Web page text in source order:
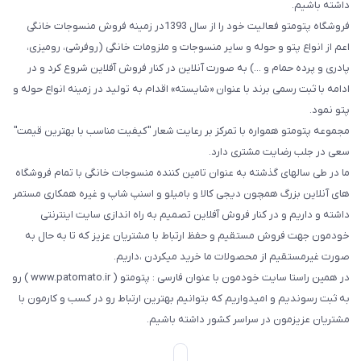
داشته باشیم.
فروشگاه پتومتو فعالیت خود را از سال 1393در زمینه فروش منسوجات خانگی
اعم از انواع پتو و حوله و سایر منسوجات و ملزومات خانگی (روفرشی، رومیزی،
پادری و پرده حمام و ...) به صورت آنلاین در کنار فروش آفلاین شروع کرد و در
ادامه با ثبت رسمی برند با عنوان «شایسته» اقدام به تولید در زمینه انواع حوله و
پتو نمود.
مجموعه پتومتو همواره با تمرکز بر رعایت شعار "کیفیت مناسب با بهترین قیمت"
سعی در جلب رضایت مشتری دارد.
ما در طی سالهای گذشته به عنوان تامین کننده منسوجات خانگی با تمام فروشگاه
های آنلاین بزرگ همچون دیجی کالا و بامیلو و اسنپ شاپ و غیره همکاری مستمر
داشته و داریم و در کنار فروش آفلاین تصمیم به راه اندازی سایت اینترنتی
خودمون جهت فروش مستقیم و حفظ ارتباط با مشتریان عزیز که تا به حال به
صورت غیرمستقیم از محصولات ما خرید میکردن ،داریم.
در همین راستا سایت خودمون با عنوان فارسی : پتومتو ( www.patomato.ir ) رو
به ثبت رسوندیم و امیدواریم که بتوانیم بهترین ارتباط رو در کسب و کارمون با
مشتریان عزیزمون در سراسر کشور داشته باشیم.